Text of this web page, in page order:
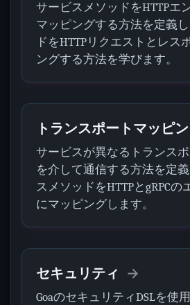
サービスメソッドをHTTPエ
マッピングする方法を定義
ドをHTTPリクエストとレス
ングする方法を学びます。
トランスポートマッピ
サービスが異なるトランス
を介して通信する方法を定
スメソッドをHTTPとgRPCの
にマッピングします。
セキュリティ
GoaのセキュリティDSLを使用